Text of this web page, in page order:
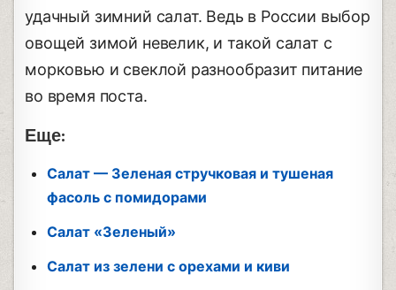
удачный зимний салат. Ведь в России выбор
овощей зимой невелик, и такой салат с
морковью и свеклой разнообразит питание
во время поста.
Еще:
Салат — Зеленая стручковая и тушеная
фасоль с помидорами
Салат «Зеленый»
Салат из зелени с орехами и киви